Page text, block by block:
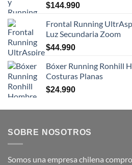
$144.990
Frontal Running
Luz Secundaria Zoom
$44.990
Bóxer Running Ronhill
Costuras Planas
$24.990
SOBRE NOSOTROS
Somos una empresa chilena